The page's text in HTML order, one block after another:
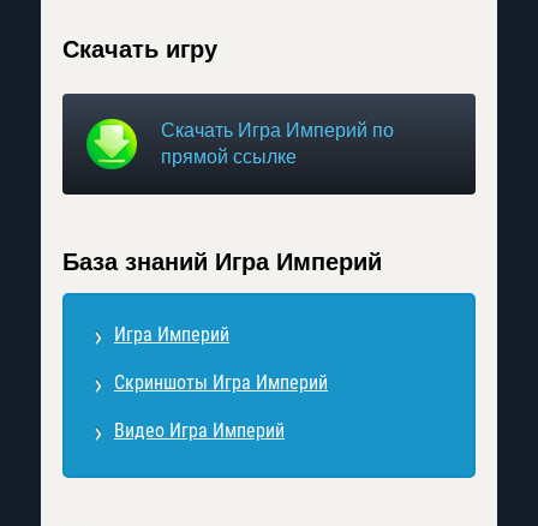
Скачать игру
Скачать Игра Империй по
прямой ссылке
База знаний Игра Империй
Игра Империй
Скриншоты Игра Империй
Видео Игра Империй